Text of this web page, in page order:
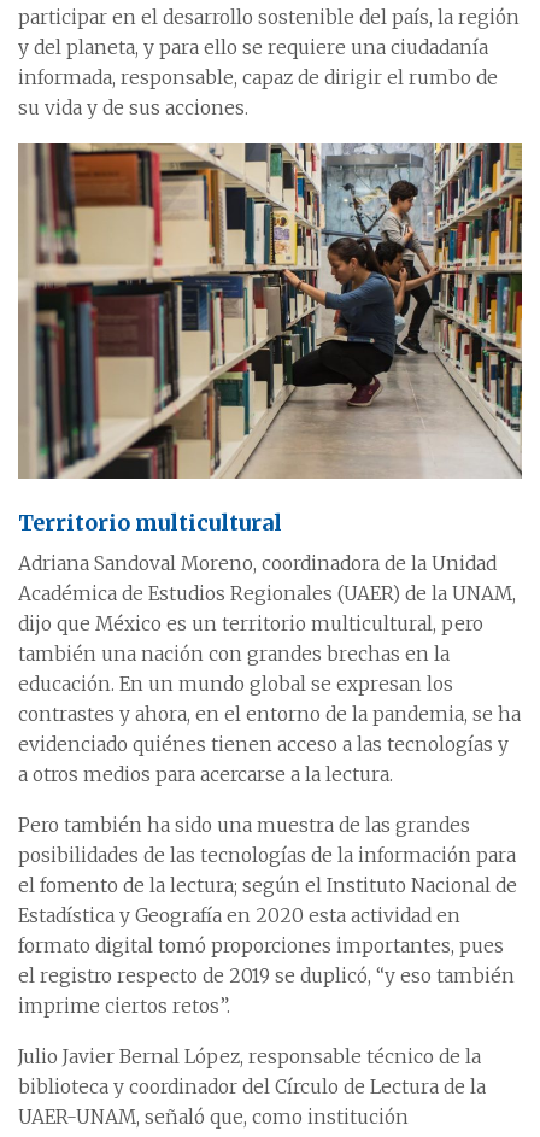
participar en el desarrollo sostenible del país, la región
y del planeta, y para ello se requiere una ciudadanía
informada, responsable, capaz de dirigir el rumbo de
su vida y de sus acciones.
Territorio multicultural
Adriana Sandoval Moreno, coordinadora de la Unidad
Académica de Estudios Regionales (UAER) de la UNAM,
dijo que México es un territorio multicultural, pero
también una nación con grandes brechas en la
educación. En un mundo global se expresan los
contrastes y ahora, en el entorno de la pandemia, se ha
evidenciado quiénes tienen acceso a las tecnologías y
a otros medios para acercarse a la lectura.
Pero también ha sido una muestra de las grandes
posibilidades de las tecnologías de la información para
el fomento de la lectura; según el Instituto Nacional de
Estadística y Geografía en 2020 esta actividad en
formato digital tomó proporciones importantes, pues
el registro respecto de 2019 se duplicó, “y eso también
imprime ciertos retos”.
Julio Javier Bernal López, responsable técnico de la
biblioteca y coordinador del Círculo de Lectura de la
UAER-UNAM, señaló que, como institución